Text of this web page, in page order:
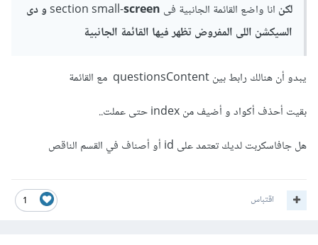
لكن انا واضع القائمة الجانبية فى section small-
screen و دى
السيكشن اللى المفروض تظهر فيها القائمة الجانبية
يبدو أن هنالك رابط بين questionsContent مع القائمة
بقيت أحذف أكواد و أضيف من index حتى عملت..
هل جافاسكربت لديك تعتمد على id أو أصناف في القسم الناقص
1 اقتباس